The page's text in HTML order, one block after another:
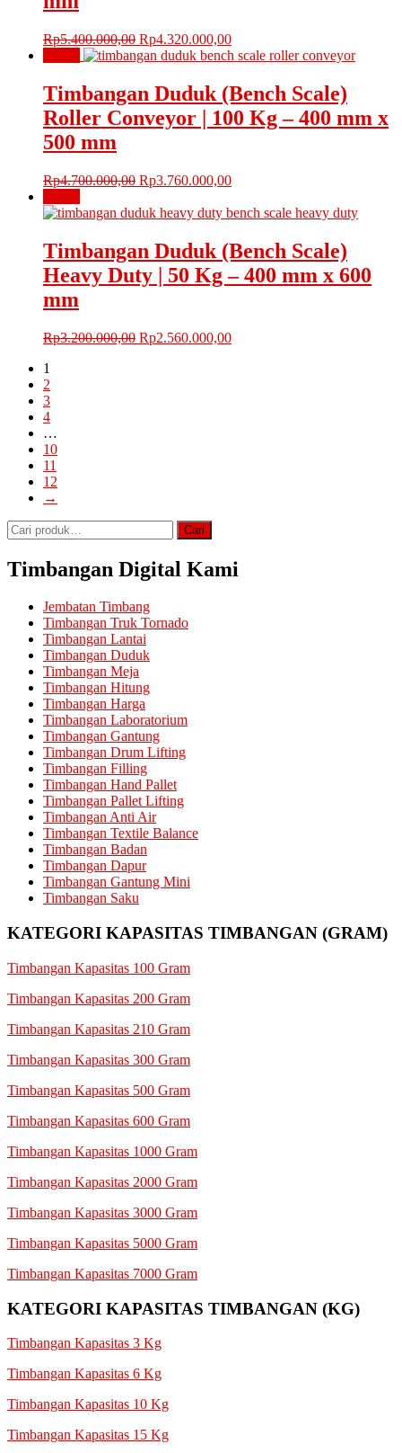
Rp5.400.000,00 Harga
aslinya
Rp5.400.000,00.
Rp4.320.000,00Harga
saat
adalah:
Rp4.320.000,00.
Timbangan Duduk (Bench Scale)
Roller Conveyor | 100 Kg – 400 mm x
500 mm
Rp4.700.000,00 Harga
adalah:
Rp3.760.000,00Harga
ini
Rp3.760.000,00.
Timbangan Duduk (Bench Scale)
Heavy Duty | 50 Kg – 400 mm x 600
mm
Rp3.200.000,00 Harga
Rp2.560.000,00Harga
1
2
3
4
…
10
11
12
→
Pencarian
untuk:
Cari
Timbangan Digital Kami
Jembatan Timbang
Timbangan Truk Tornado
Timbangan Lantai
Timbangan Duduk
Timbangan Meja
Timbangan Hitung
Timbangan Harga
Timbangan Laboratorium
Timbangan Gantung
Timbangan Drum Lifting
Timbangan Filling
Timbangan Hand Pallet
Timbangan Pallet Lifting
Timbangan Anti Air
Timbangan Textile Balance
Timbangan Badan
Timbangan Dapur
Timbangan Gantung Mini
Timbangan Saku
KATEGORI KAPASITAS TIMBANGAN (GRAM)
Timbangan Kapasitas 100 Gram
Timbangan Kapasitas 200 Gram
Timbangan Kapasitas 210 Gram
Timbangan Kapasitas 300 Gram
Timbangan Kapasitas 500 Gram
Timbangan Kapasitas 600 Gram
Timbangan Kapasitas 1000 Gram
Timbangan Kapasitas 2000 Gram
Timbangan Kapasitas 3000 Gram
Timbangan Kapasitas 5000 Gram
Timbangan Kapasitas 7000 Gram
KATEGORI KAPASITAS TIMBANGAN (KG)
Timbangan Kapasitas 3 Kg
Timbangan Kapasitas 6 Kg
Timbangan Kapasitas 10 Kg
Timbangan Kapasitas 15 Kg